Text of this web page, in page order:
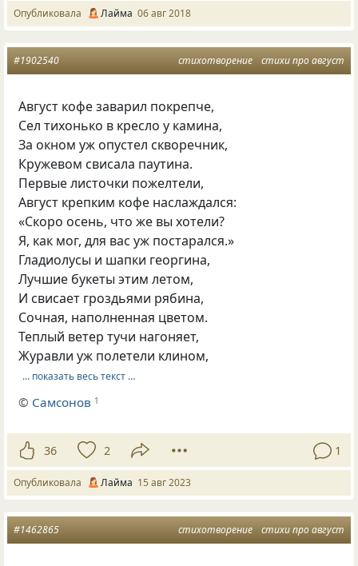
Опубликовала Лайма 06 авг 2018
стихотворение стихи про август
#1902540
Август кофе заварил покрепче,
Сел тихонько в кресло у камина,
За окном уж опустел скворечник,
Кружевом свисала паутина.
Первые листочки пожелтели,
Август крепким кофе наслаждался:
«Скоро осень, что же вы хотели?
Я, как мог, для вас уж постарался.»
Гладиолусы и шапки георгина,
Лучшие букеты этим летом,
И свисает гроздьями рябина,
Сочная, наполненная цветом.
Теплый ветер тучи нагоняет,
Журавли уж полетели клином,
… показать весь текст …
© Самсонов 1
36 2 1
Опубликовала Лайма 15 авг 2023
стихотворение стихи про август
#1462865